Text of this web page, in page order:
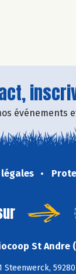
événements
St Andre
Steenwerck,